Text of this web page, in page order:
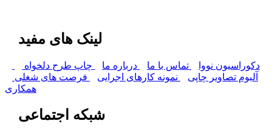
لینک های مفید
دکوراسیون نووا تماس با ما درباره ما
چاپ طرح دلخواه
آلبوم تصاویر چاپی
نمونه کارهای اجرایی
فرصت های شغلی
همکاری
شبکه اجتماعی